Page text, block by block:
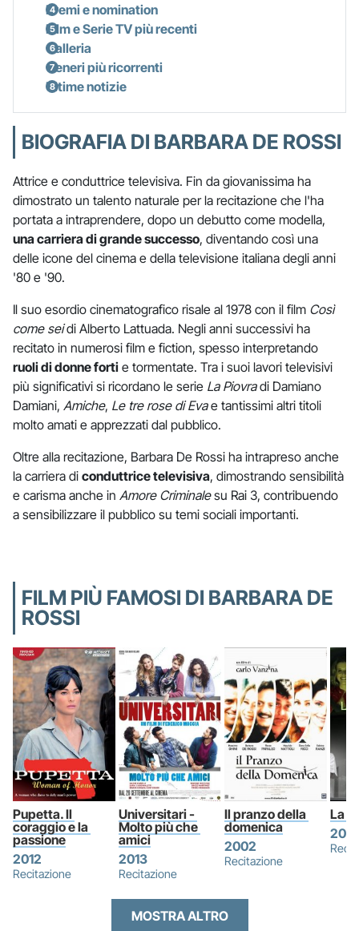
Premi e nomination
Film e Serie TV più recenti
Galleria
Generi più ricorrenti
Ultime notizie
BIOGRAFIA DI BARBARA DE ROSSI
Attrice e conduttrice televisiva. Fin da giovanissima ha
dimostrato un talento naturale per la recitazione che l'ha
portata a intraprendere, dopo un debutto come modella,
una carriera di grande successo, diventando così una
delle icone del cinema e della televisione italiana degli anni
'80 e '90.
Il suo esordio cinematografico risale al 1978 con il film Così
come seidi Alberto Lattuada. Negli anni successivi ha
recitato in numerosi film e fiction, spesso interpretando
ruoli di donne forti e tormentate. Tra i suoi lavori televisivi
più significativi si ricordano le serie La Piovradi Damiano
Damiani, Amiche, Le tre rose di Evae tantissimi altri titoli
molto amati e apprezzati dal pubblico.
Oltre alla recitazione, Barbara De Rossi ha intrapreso anche
la carriera di conduttrice televisiva, dimostrando sensibilità
e carisma anche in Amore Criminalesu Rai 3, contribuendo
a sensibilizzare il pubblico su temi sociali importanti.
FILM PIÙ FAMOSI DI BARBARA DE
ROSSI
Pupetta. Il
coraggio e la
passione
2012
Recitazione
Universitari -
Molto più che
amici
2013
Recitazione
Il pranzo della
domenica
2002
Recitazione
La
2012
MOSTRA ALTRO